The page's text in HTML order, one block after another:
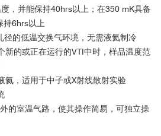
，并能保持40hrs以上；在350 mK具备
持6hrs以上
径的低温交换气环境，无需液氦制冷
新的或正在运行的VTI中时，样品温度范
氦，适用于中子或X射线散射实验
的室温气路，使其操作简易，可独立操